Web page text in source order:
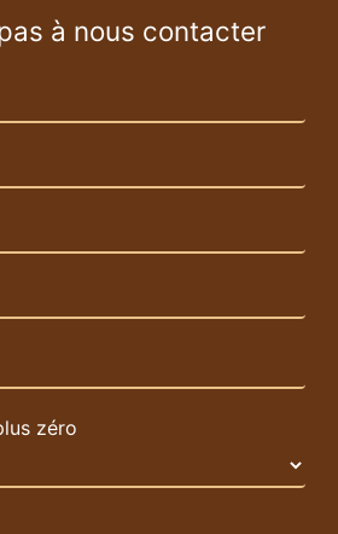
à nous contacter
zéro